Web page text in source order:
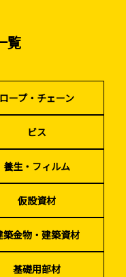
ット
ワイヤー・番線
築金物・建築資材
テープ
ード
塗装工事
説・バリケード
を設ける
災害、台風対策
・復旧貢献
覧
ロープ・チェーン
ビス
養生・フィルム
仮設資材
築金物・建築資材
基礎用部材